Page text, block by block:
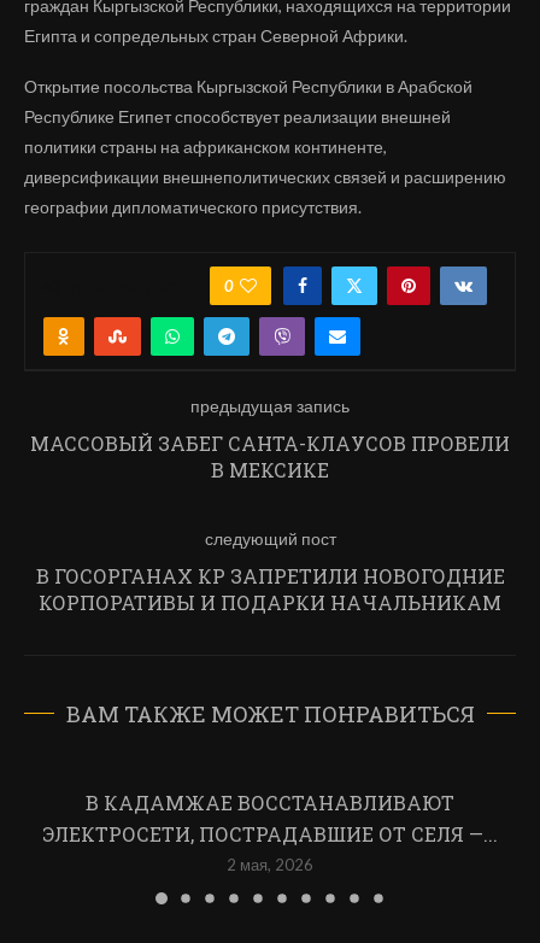
граждан Кыргызской Республики, находящихся на территории
Египта и сопредельных стран Северной Африки.
Открытие посольства Кыргызской Республики в Арабской
Республике Египет способствует реализации внешней
политики страны на африканском континенте,
диверсификации внешнеполитических связей и расширению
географии дипломатического присутствия.
0
предыдущая запись
МАССОВЫЙ ЗАБЕГ САНТА-КЛАУСОВ ПРОВЕЛИ
В МЕКСИКЕ
следующий пост
В ГОСОРГАНАХ КР ЗАПРЕТИЛИ НОВОГОДНИЕ
КОРПОРАТИВЫ И ПОДАРКИ НАЧАЛЬНИКАМ
ВАМ ТАКЖЕ МОЖЕТ ПОНРАВИТЬСЯ
В КАДАМЖАЕ ВОССТАНАВЛИВАЮТ
ЭЛЕКТРОСЕТИ, ПОСТРАДАВШИЕ ОТ СЕЛЯ —...
2 мая, 2026